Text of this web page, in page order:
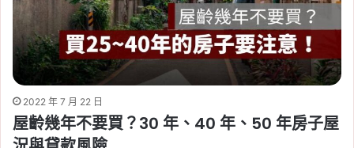
2022 年 7 月 22 日
屋齡幾年不要買？30 年、40 年、50 年房子屋